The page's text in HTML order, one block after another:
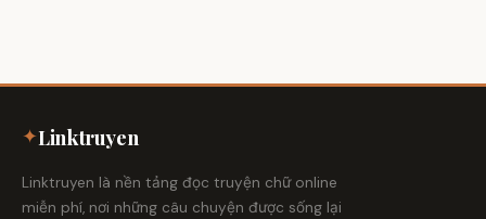
✦Linktruyen
Linktruyen là nền tảng đọc truyện chữ online
miễn phí, nơi những câu chuyện được sống lại